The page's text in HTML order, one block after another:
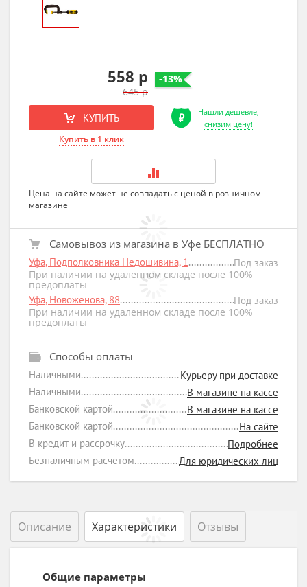
558 р
645 р
КУПИТЬ
Купить в 1 клик
Нашли дешевле,
снизим цену!
-13%
Цена на сайте может не совпадать с ценой в розничном
магазине
Самовывоз из магазина в Уфе БЕСПЛАТНО
Уфа, Подполковника Недошивина, 1
Под заказ
При наличии на удаленном складе после 100%
предоплаты
Уфа, Новоженова, 88
Под заказ
При наличии на удаленном складе после 100%
предоплаты
Способы оплаты
Наличными
Курьеру при доставке
Наличными
В магазине на кассе
Банковской картой
В магазине на кассе
Банковской картой
На сайте
В кредит и рассрочку
Подробнее
Безналичным расчетом
Для юридических лиц
Описание Характеристики Отзывы
Общие параметры